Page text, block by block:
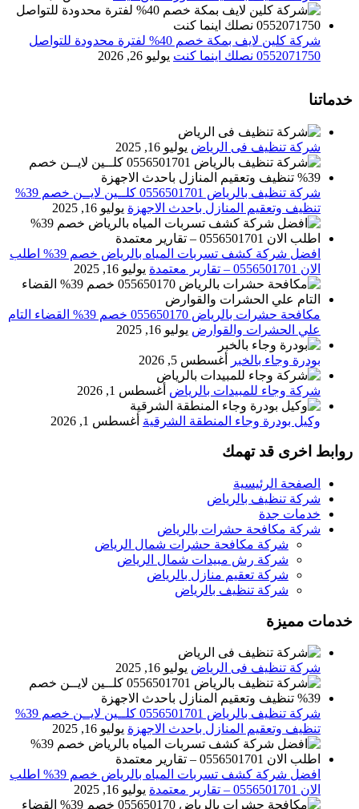
شركة كلين لايف بمكة خصم 40% لفترة محدودة للتواصل
0552071750 نصلك اينما كنت
يوليو 26, 2026
خدماتنا
شركة تنظيف فى الرياض يوليو 16, 2025
شركة تنظيف بالرياض 0556501701 كلــين لايــن خصم 39%
تنظيف وتعقيم المنازل باحدث الاجهزة يوليو 16, 2025
افضل شركة كشف تسربات المياه بالرياض خصم 39% اطلب
الان 0556501701‬‏ – تقارير معتمدة
يوليو 16, 2025
مكافحة حشرات بالرياض 055650170 خصم 39% القضاء التام
علي الحشرات والقوارض يوليو 16, 2025
بودرة وجاء بالخبر أغسطس 5, 2026
شركة وجاء للمبيدات بالرياض أغسطس 1, 2026
وكيل بودرة وجاء المنطقة الشرقية أغسطس 1, 2026
روابط اخرى قد تهمك
الصفحة الرئيسية
شركة تنظيف بالرياض
خدمات جدة
شركة مكافحة حشرات بالرياض
شركة مكافحة حشرات شمال الرياض
شركة رش مبيدات شمال الرياض
شركة تعقيم منازل بالرياض
شركة تنظيف بالرياض
خدمات مميزة
شركة تنظيف فى الرياض يوليو 16, 2025
شركة تنظيف بالرياض 0556501701 كلــين لايــن خصم 39%
تنظيف وتعقيم المنازل باحدث الاجهزة يوليو 16, 2025
افضل شركة كشف تسربات المياه بالرياض خصم 39% اطلب
الان 0556501701‬‏ – تقارير معتمدة
يوليو 16, 2025